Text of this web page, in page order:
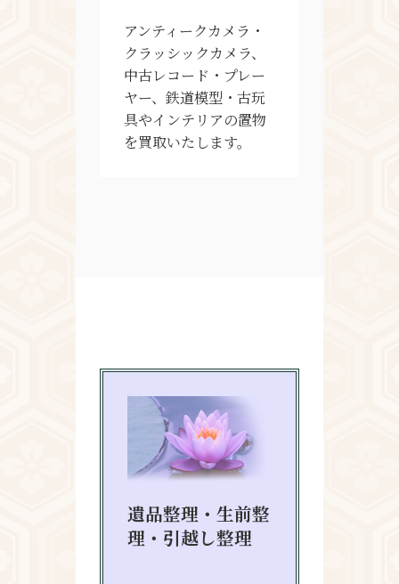
アンティークカメラ・
クラッシックカメラ、
中古レコード・プレー
ヤー、鉄道模型・古玩
具やインテリアの置物
を買取いたします。
遺品整理・生前整
理・引越し整理